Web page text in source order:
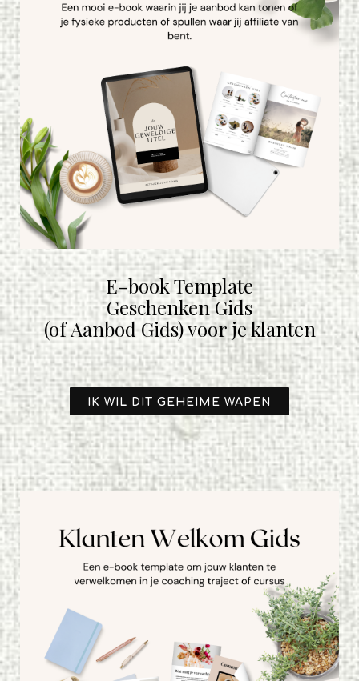
E-book Template
Geschenken Gids
(of Aanbod Gids) voor je klanten
IK WIL DIT GEHEIME WAPEN